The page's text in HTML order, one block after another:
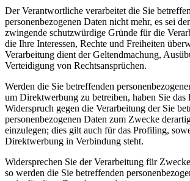
Der Verantwortliche verarbeitet die Sie
personenbezogenen Daten nicht mehr, es sei
zwingende schutzwürdige Gründe für die
die Ihre Interessen, Rechte und Freiheiten
Verarbeitung dient der Geltendmachung,
Verteidigung von Rechtsansprüchen.
Werden die Sie betreffenden
um Direktwerbung zu betreiben, haben Sie das
Widerspruch gegen die Verarbeitung der Sie
personenbezogenen Daten zum Zwecke
einzulegen; dies gilt auch für das Profiling,
Direktwerbung in Verbindung steht.
Widersprechen Sie der Verarbeitung für
so werden die Sie betreffenden